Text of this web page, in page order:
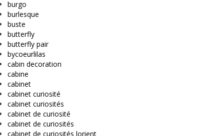
burgo
burlesque
buste
butterfly
butterfly pair
bycoeurlilas
cabin decoration
cabine
cabinet
cabinet curiosité
cabinet curiosités
cabinet de curiosité
cabinet de curiosités
cabinet de curiosités lorient